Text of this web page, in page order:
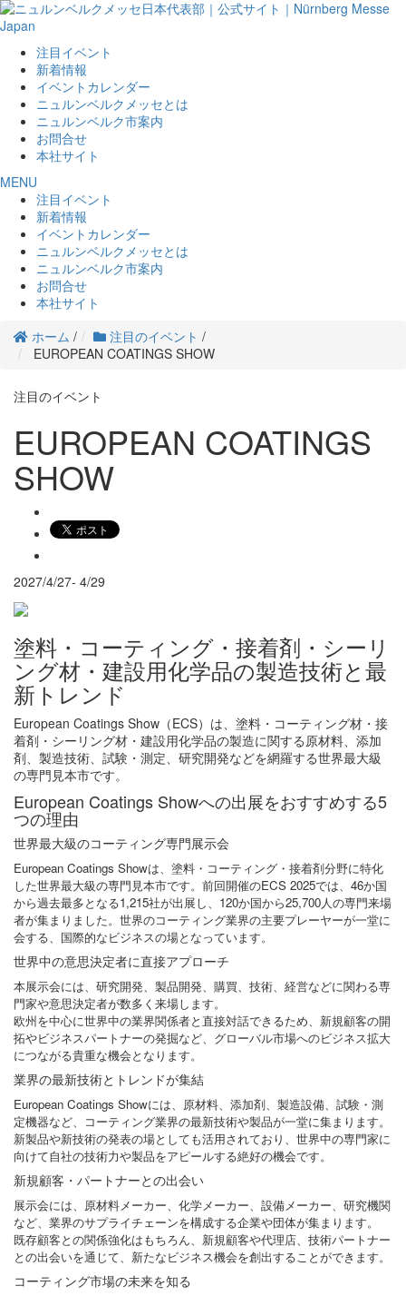
注目イベント
新着情報
イベントカレンダー
ニュルンベルクメッセとは
ニュルンベルク市案内
お問合せ
本社サイト
MENU
注目イベント
新着情報
イベントカレンダー
ニュルンベルクメッセとは
ニュルンベルク市案内
お問合せ
本社サイト
ホーム / 注目のイベント /
EUROPEAN COATINGS SHOW
注目のイベント
EUROPEAN COATINGS
SHOW
2027/4/27- 4/29
塗料・コーティング・接着剤・シーリ
ング材・建設用化学品の製造技術と最
新トレンド
European Coatings Show（ECS）は、塗料・コーティング材・接
着剤・シーリング材・建設用化学品の製造に関する原材料、添加
剤、製造技術、試験・測定、研究開発などを網羅する世界最大級
の専門見本市です。
European Coatings Showへの出展をおすすめする5
つの理由
世界最大級のコーティング専門展示会
European Coatings Showは、塗料・コーティング・接着剤分野に特化
した世界最大級の専門見本市です。前回開催のECS 2025では、46か国
から過去最多となる1,215社が出展し、120か国から25,700人の専門来場
者が集まりました。世界のコーティング業界の主要プレーヤーが一堂に
会する、国際的なビジネスの場となっています。
世界中の意思決定者に直接アプローチ
本展示会には、研究開発、製品開発、購買、技術、経営などに関わる専
門家や意思決定者が数多く来場します。
欧州を中心に世界中の業界関係者と直接対話できるため、新規顧客の開
拓やビジネスパートナーの発掘など、グローバル市場へのビジネス拡大
につながる貴重な機会となります。
業界の最新技術とトレンドが集結
European Coatings Showには、原材料、添加剤、製造設備、試験・測
定機器など、コーティング業界の最新技術や製品が一堂に集まります。
新製品や新技術の発表の場としても活用されており、世界中の専門家に
向けて自社の技術力や製品をアピールする絶好の機会です。
新規顧客・パートナーとの出会い
展示会には、原材料メーカー、化学メーカー、設備メーカー、研究機関
など、業界のサプライチェーンを構成する企業や団体が集まります。
既存顧客との関係強化はもちろん、新規顧客や代理店、技術パートナー
との出会いを通じて、新たなビジネス機会を創出することができます。
コーティング市場の未来を知る